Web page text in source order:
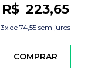
R$ 223,65
3x de 74,55 sem juros
COMPRAR